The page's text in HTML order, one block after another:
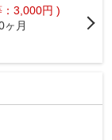
3,000円 )
ヶ月